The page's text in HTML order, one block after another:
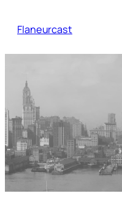
Inhalt
Flaneurcast